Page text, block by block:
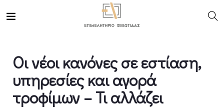
Οι νέοι κανόνες σε εστίαση,
υπηρεσίες και αγορά
τροφίμων – Τι αλλάζει